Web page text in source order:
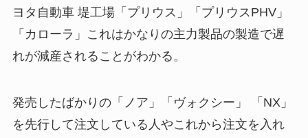
ヨタ自動車 堤工場「プリウス」「プリウスPHV」
「カローラ」これはかなりの主力製品の製造で遅
れが減産されることがわかる。
発売したばかりの「ノア」「ヴォクシー」 「NX」
を先行して注文している人やこれから注文を入れ